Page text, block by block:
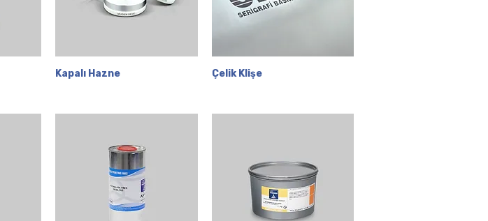
Hızlı Bakış
Kapalı Hazne Hızlı Bakış
Çelik Klişe